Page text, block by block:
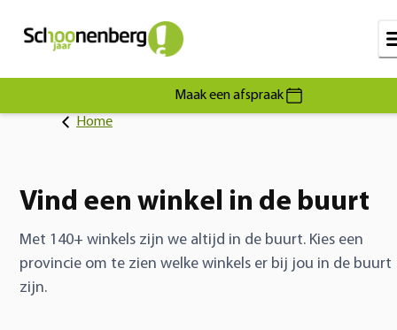
Maak een afspraak
Home
Vind een winkel in de buurt
Met 140+ winkels zijn we altijd in de buurt. Kies een
provincie om te zien welke winkels er bij jou in de buurt
zijn.